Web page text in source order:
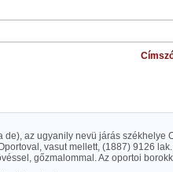
de), az ugyanily nevü járás székhelye
vasut mellett, (1887) 9126
gőzmalommal. Az oportoi